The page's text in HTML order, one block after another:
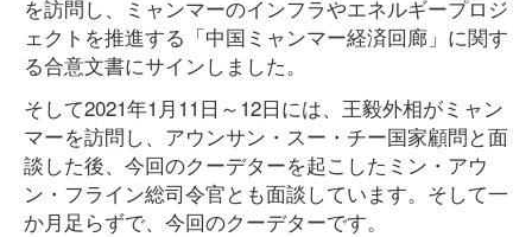
を訪問し、ミャンマーのインフラやエネルギープロジ
ェクトを推進する「中国ミャンマー経済回廊」に関す
る合意文書にサインしました。
そして2021年1月11日～12日には、王毅外相がミャン
マーを訪問し、アウンサン・スー・チー国家顧問と面
談した後、今回のクーデターを起こしたミン・アウ
ン・フライン総司令官とも面談しています。そして一
か月足らずで、今回のクーデターです。